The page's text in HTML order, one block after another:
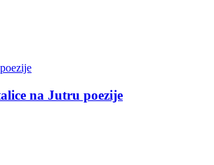
na Jutru poezije